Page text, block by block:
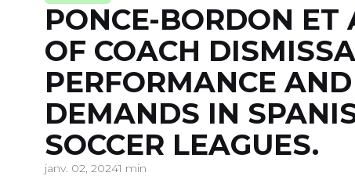
PONCE-BORDON ET
OF COACH
PERFORMANCE
DEMANDS IN
SOCCER LEAGUES.
janv. 02, 20241 min